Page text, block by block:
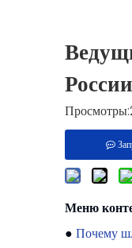
России
Просмотры:
Меню
● Почему